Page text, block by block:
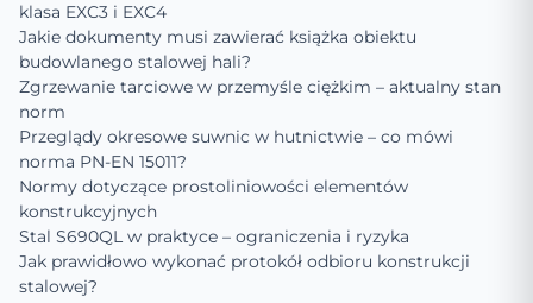
klasa EXC3 i EXC4
Jakie dokumenty musi zawierać książka obiektu
budowlanego stalowej hali?
Zgrzewanie tarciowe w przemyśle ciężkim – aktualny stan
norm
Przeglądy okresowe suwnic w hutnictwie – co mówi
norma PN-EN 15011?
Normy dotyczące prostoliniowości elementów
konstrukcyjnych
Stal S690QL w praktyce – ograniczenia i ryzyka
Jak prawidłowo wykonać protokół odbioru konstrukcji
stalowej?